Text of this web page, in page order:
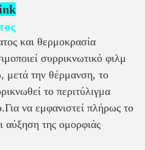
και θερμοκρασία
συρρικνωτικό φιλμ
μετά την θέρμανση, το
το περιτύλιγμα
να εμφανιστεί πλήρως το
αύξηση της ομορφιάς